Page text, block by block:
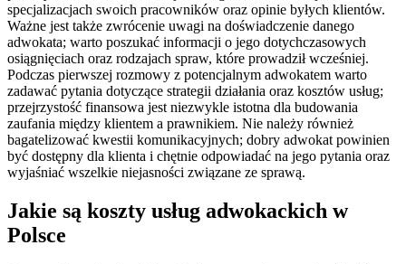
specjalizacjach swoich pracowników oraz opinie byłych klientów.
Ważne jest także zwrócenie uwagi na doświadczenie danego
adwokata; warto poszukać informacji o jego dotychczasowych
osiągnięciach oraz rodzajach spraw, które prowadził wcześniej.
Podczas pierwszej rozmowy z potencjalnym adwokatem warto
zadawać pytania dotyczące strategii działania oraz kosztów usług;
przejrzystość finansowa jest niezwykle istotna dla budowania
zaufania między klientem a prawnikiem. Nie należy również
bagatelizować kwestii komunikacyjnych; dobry adwokat powinien
być dostępny dla klienta i chętnie odpowiadać na jego pytania oraz
wyjaśniać wszelkie niejasności związane ze sprawą.
Jakie są koszty usług adwokackich w
Polsce